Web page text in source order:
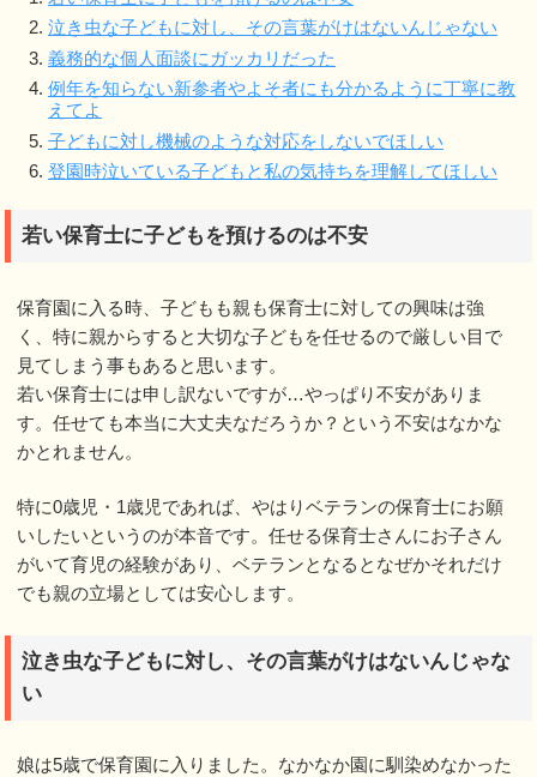
泣き虫な子どもに対し、その言葉がけはないんじゃない
義務的な個人面談にガッカリだった
例年を知らない新参者やよそ者にも分かるように丁寧に教
えてよ
子どもに対し機械のような対応をしないでほしい
登園時泣いている子どもと私の気持ちを理解してほしい
若い保育士に子どもを預けるのは不安
保育園に入る時、子どもも親も保育士に対しての興味は強
く、特に親からすると大切な子どもを任せるので厳しい目で
見てしまう事もあると思います。
若い保育士には申し訳ないですが…やっぱり不安がありま
す。任せても本当に大丈夫なだろうか？という不安はなかな
かとれません。
特に0歳児・1歳児であれば、やはりベテランの保育士にお願
いしたいというのが本音です。任せる保育士さんにお子さん
がいて育児の経験があり、ベテランとなるとなぜかそれだけ
でも親の立場としては安心します。
泣き虫な子どもに対し、その言葉がけはないんじゃな
い
娘は5歳で保育園に入りました。なかなか園に馴染めなかった